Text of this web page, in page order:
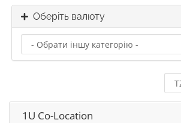
Оберіть валюту
1U Co-Location